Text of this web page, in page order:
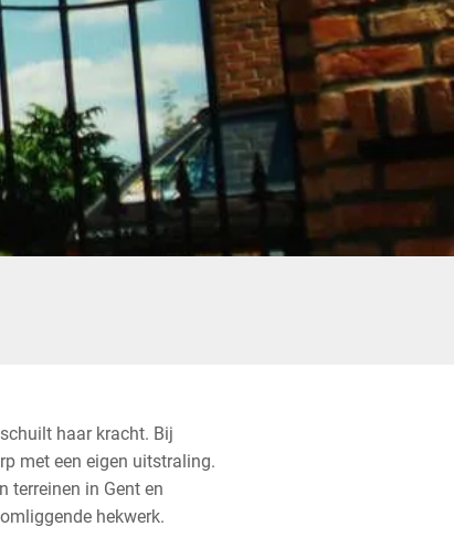
haar kracht. Bij
met een eigen uitstraling.
terreinen in Gent en
hekwerk.